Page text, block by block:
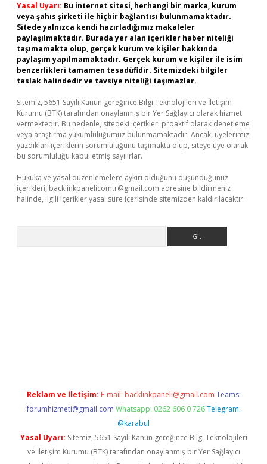
Yasal Uyarı: Bu internet sitesi, herhangi bir marka, kurum
veya şahıs şirketi ile hiçbir bağlantısı bulunmamaktadır.
Sitede yalnızca kendi hazırladığımız makaleler
paylaşılmaktadır. Burada yer alan içerikler haber niteliği
taşımamakta olup, gerçek kurum ve kişiler hakkında
paylaşım yapılmamaktadır. Gerçek kurum ve kişiler ile isim
benzerlikleri tamamen tesadüfidir. Sitemizdeki bilgiler
taslak halindedir ve tavsiye niteliği taşımazlar.
Sitemiz, 5651 Sayılı Kanun gereğince Bilgi Teknolojileri ve İletişim
Kurumu (BTK) tarafından onaylanmış bir Yer Sağlayıcı olarak hizmet
vermektedir. Bu nedenle, sitedeki içerikleri proaktif olarak denetleme
veya araştırma yükümlülüğümüz bulunmamaktadır. Ancak, üyelerimiz
yazdıkları içeriklerin sorumluluğunu taşımakta olup, siteye üye olarak
bu sorumluluğu kabul etmiş sayılırlar.
Hukuka ve yasal düzenlemelere aykırı olduğunu düşündüğünüz
içerikleri, backlinkpanelicomtr@gmail.com adresine bildirmeniz
halinde, ilgili içerikler yasal süre içerisinde sitemizden kaldırılacaktır.
Reklam ve İletişim: E-mail: backlinkpaneli@gmail.com Teams:
forumhizmeti@gmail.com Whatsapp: 0262 606 0 726 Telegram:
@karabul
Yasal Uyarı: Sitemiz, 5651 Sayılı Kanun gereğince Bilgi Teknolojileri
ve İletişim Kurumu (BTK) tarafından onaylanmış bir Yer Sağlayıcı